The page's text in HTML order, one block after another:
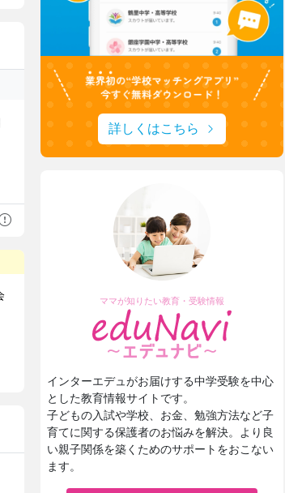
詳しくはこちら
ママが知りたい教育・受験情報
インターエデュがお届けする中学受験を中心
とした教育情報サイトです。
子どもの入試や学校、お金、勉強方法など子
育てに関する保護者のお悩みを解決。より良
い親子関係を築くためのサポートをおこない
ます。